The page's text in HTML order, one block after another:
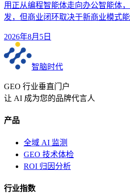
用正从编程智能体走向办公智能体
发，但商业闭环取决于新商业模式能
2026年8月5日
智脑时代
GEO 行业垂直门户
让 AI 成为您的品牌代言人
产品
全域 AI 监测
GEO 技术体检
ROI 归因分析
行业指数